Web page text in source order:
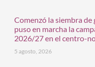
Comenzó la siembra de
puso en marcha la
2026/27 en el centro-
5 agosto, 2026